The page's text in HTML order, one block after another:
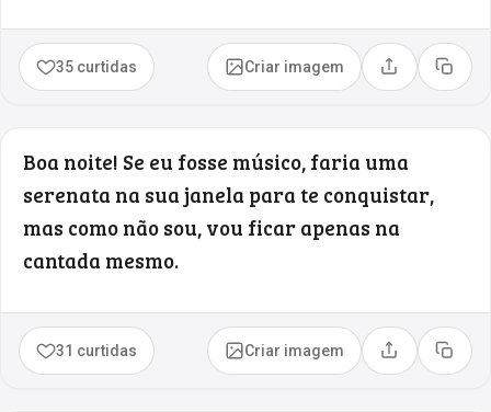
35 curtidas Criar imagem Compartilhar
Copiar
Boa noite! Se eu fosse músico, faria uma
serenata na sua janela para te conquistar,
mas como não sou, vou ficar apenas na
cantada mesmo.
31 curtidas Criar imagem Compartilhar
Copiar